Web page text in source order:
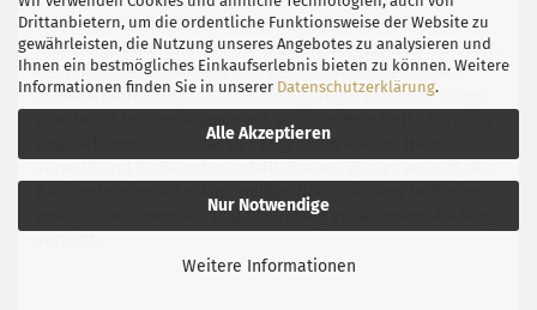
Drittanbietern, um die ordentliche Funktionsweise der Website zu
gewährleisten, die Nutzung unseres Angebotes zu analysieren und
Ihnen ein bestmögliches Einkaufserlebnis bieten zu können. Weitere
Informationen finden Sie in unserer Datenschutzerklärung.
Alle Akzeptieren
Nur Notwendige
Weitere Informationen
Während sich der Duft weiterentwickelt, nimmt er warme
und erdige Untertöne an. Hier kommt der Moschus ins Spiel,
der mit seiner sinnlichen und weichen Note die floralen
Aspekte perfekt ergänzt. Das hinzugefügte Patchouli bringt
eine leicht holzige Nuance mit sich, die dem Duft Charakter
und Tiefe verleiht, sodass er angenehm auf der Haut
Basisnote eine süße, karamellige Note, die dem Duft eine
zusätzliche Dimension und einen lang anhaltenden Abklang